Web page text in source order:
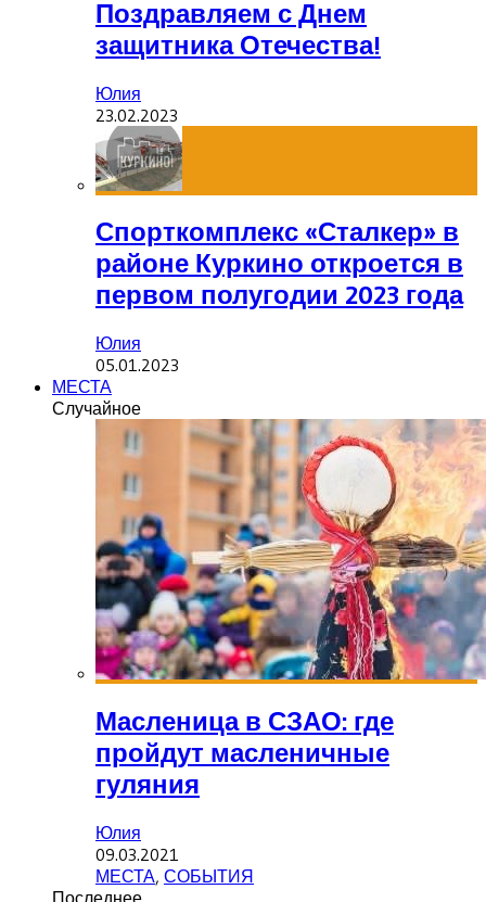
Поздравляем с Днем
защитника Отечества!
Юлия
23.02.2023
Спорткомплекс «Сталкер» в
районе Куркино откроется в
первом полугодии 2023 года
Юлия
05.01.2023
МЕСТА
Случайное
Масленица в СЗАО: где
пройдут масленичные
гуляния
Юлия
09.03.2021
МЕСТА, СОБЫТИЯ